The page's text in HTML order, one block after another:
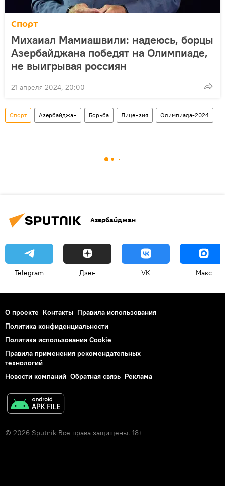
Спорт
Михаиал Мамиашвили: надеюсь, борцы
Азербайджана победят на Олимпиаде,
не выигрывая россиян
21 апреля 2024, 20:00
Спорт Азербайджан Борьба Лицензия Олимпиада-2024
Азербайджан
Telegram Дзен VK Макс
О проекте Контакты Правила использования
Политика конфиденциальности
Политика использования Cookie
Правила применения рекомендательных
технологий
Новости компаний Обратная связь Реклама
© 2026 Sputnik Все права защищены. 18+